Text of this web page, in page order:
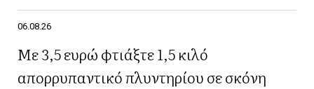
06.08.26
Με 3,5 ευρώ φτιάξτε 1,5 κιλό
απορρυπαντικό πλυντηρίου σε σκόνη